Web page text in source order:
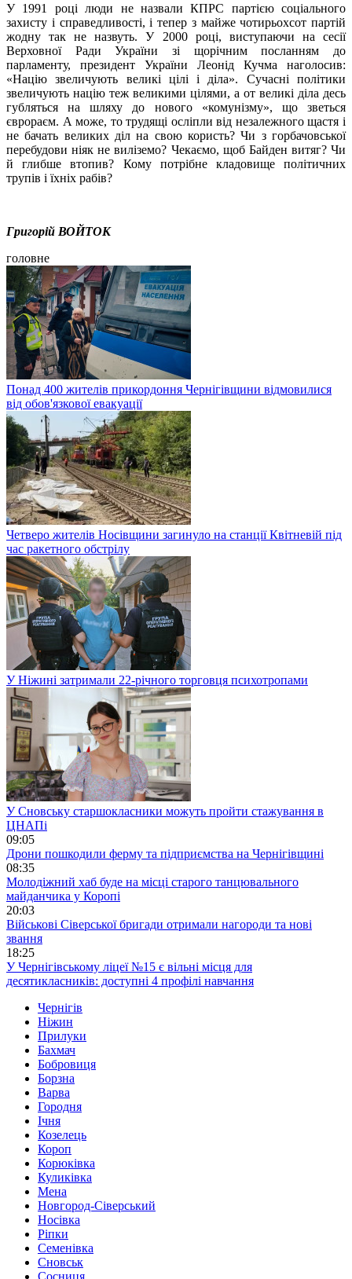
У 1991 році люди не назвали КПРС партією соціального
захисту і справедливості, і тепер з майже чотирьохсот партій
жодну так не назвуть. У 2000 році, виступаючи на сесії
Верховної Ради України зі щорічним посланням до
парламенту, президент України Леонід Кучма наголосив:
«Націю звеличують великі цілі і діла». Сучасні політики
звеличують націю теж великими цілями, а от великі діла десь
губляться на шляху до нового «комунізму», що зветься
єврораєм. А може, то трудящі осліпли від незалежного щастя і
не бачать великих діл на свою користь? Чи з горбачовської
перебудови ніяк не виліземо? Чекаємо, щоб Байден витяг? Чи
й глибше втопив? Кому потрібне кладовище політичних
трупів і їхніх рабів?
Григорій ВОЙТОК
головне
Понад 400 жителів прикордоння Чернігівщини відмовилися
від обов'язкової евакуації
Четверо жителів Носівщини загинуло на станції Квітневій під
час ракетного обстрілу
У Ніжині затримали 22-річного торговця психотропами
У Сновську старшокласники можуть пройти стажування в
ЦНАПі
09:05
Дрони пошкодили ферму та підприємства на Чернігівщині
08:35
Молодіжний хаб буде на місці старого танцювального
майданчика у Коропі
20:03
Військові Сіверської бригади отримали нагороди та нові
звання
18:25
У Чернігівському ліцеї №15 є вільні місця для
десятикласників: доступні 4 профілі навчання
Чернігів
Ніжин
Прилуки
Бахмач
Бобровиця
Борзна
Варва
Городня
Ічня
Козелець
Короп
Корюківка
Куликівка
Мена
Новгород-Сіверський
Носівка
Ріпки
Семенівка
Сновськ
Сосниця